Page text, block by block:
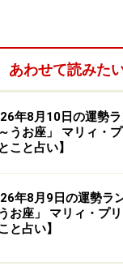
を占う
ーフード】を見る
あわせて読みた
年8月10日の運勢
うお座」 マリィ・
こと占い】
年8月9日の運勢ラ
お座」 マリィ・プ
と占い】